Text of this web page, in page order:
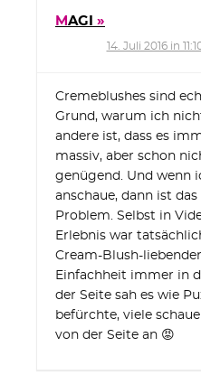
MAGI
14. Juli 2016 in
Cremeblushes sind
Grund, warum ich
andere ist, dass es
massiv, aber schon
genügend. Und wenn
anschaue, dann ist
Problem. Selbst in
Erlebnis war
Cream-Blush-
Einfachheit immer in
der Seite sah es wie
befürchte, viele
von der Seite an 😡